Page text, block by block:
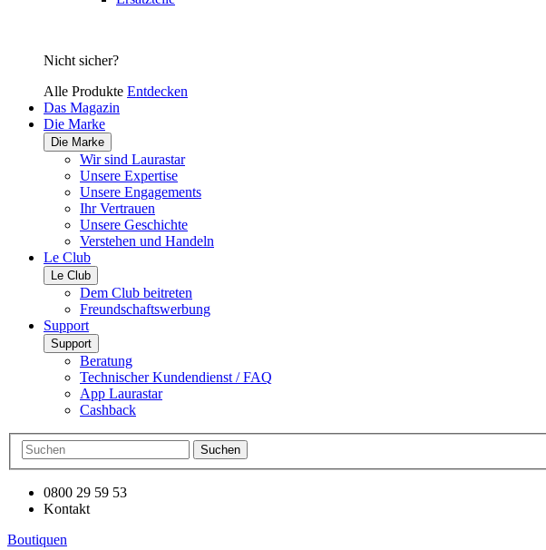
Nicht sicher?
Alle Produkte Entdecken
Das Magazin
Die Marke
Die Marke
Wir sind Laurastar
Unsere Expertise
Unsere Engagements
Ihr Vertrauen
Unsere Geschichte
Verstehen und Handeln
Le Club
Le Club
Dem Club beitreten
Freundschaftswerbung
Support
Support
Beratung
Technischer Kundendienst / FAQ
App Laurastar
Cashback
Suchen
0800 29 59 53
Kontakt
Boutiquen